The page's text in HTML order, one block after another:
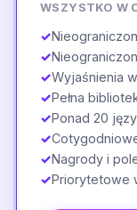
WSZYSTKO W
✓
✓
✓Wyjaśnienia
✓Pełna
✓Ponad 20
✓
✓Nagrody i
✓Priorytetowe